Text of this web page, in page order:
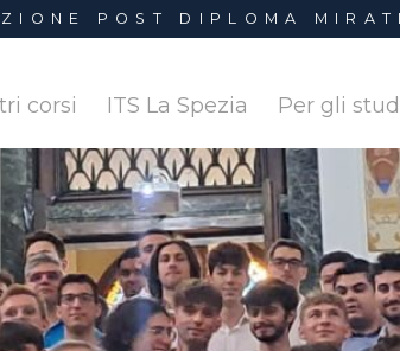
POST DIPLOMA
corsi ITS La Spezia Per gli